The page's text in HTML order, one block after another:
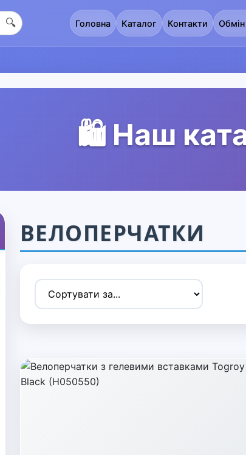
🔍 Головна Каталог Контакти Обмін
🛍️ Наш
ВЕЛОПЕРЧАТКИ